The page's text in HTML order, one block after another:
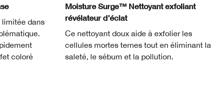
limitée dans
coloré
Moisture Surge™ Nettoyant exfoliant
révélateur d’éclat
Ce nettoyant doux aide à exfolier les
cellules mortes ternes tout en éliminant la
saleté, le sébum et la pollution.